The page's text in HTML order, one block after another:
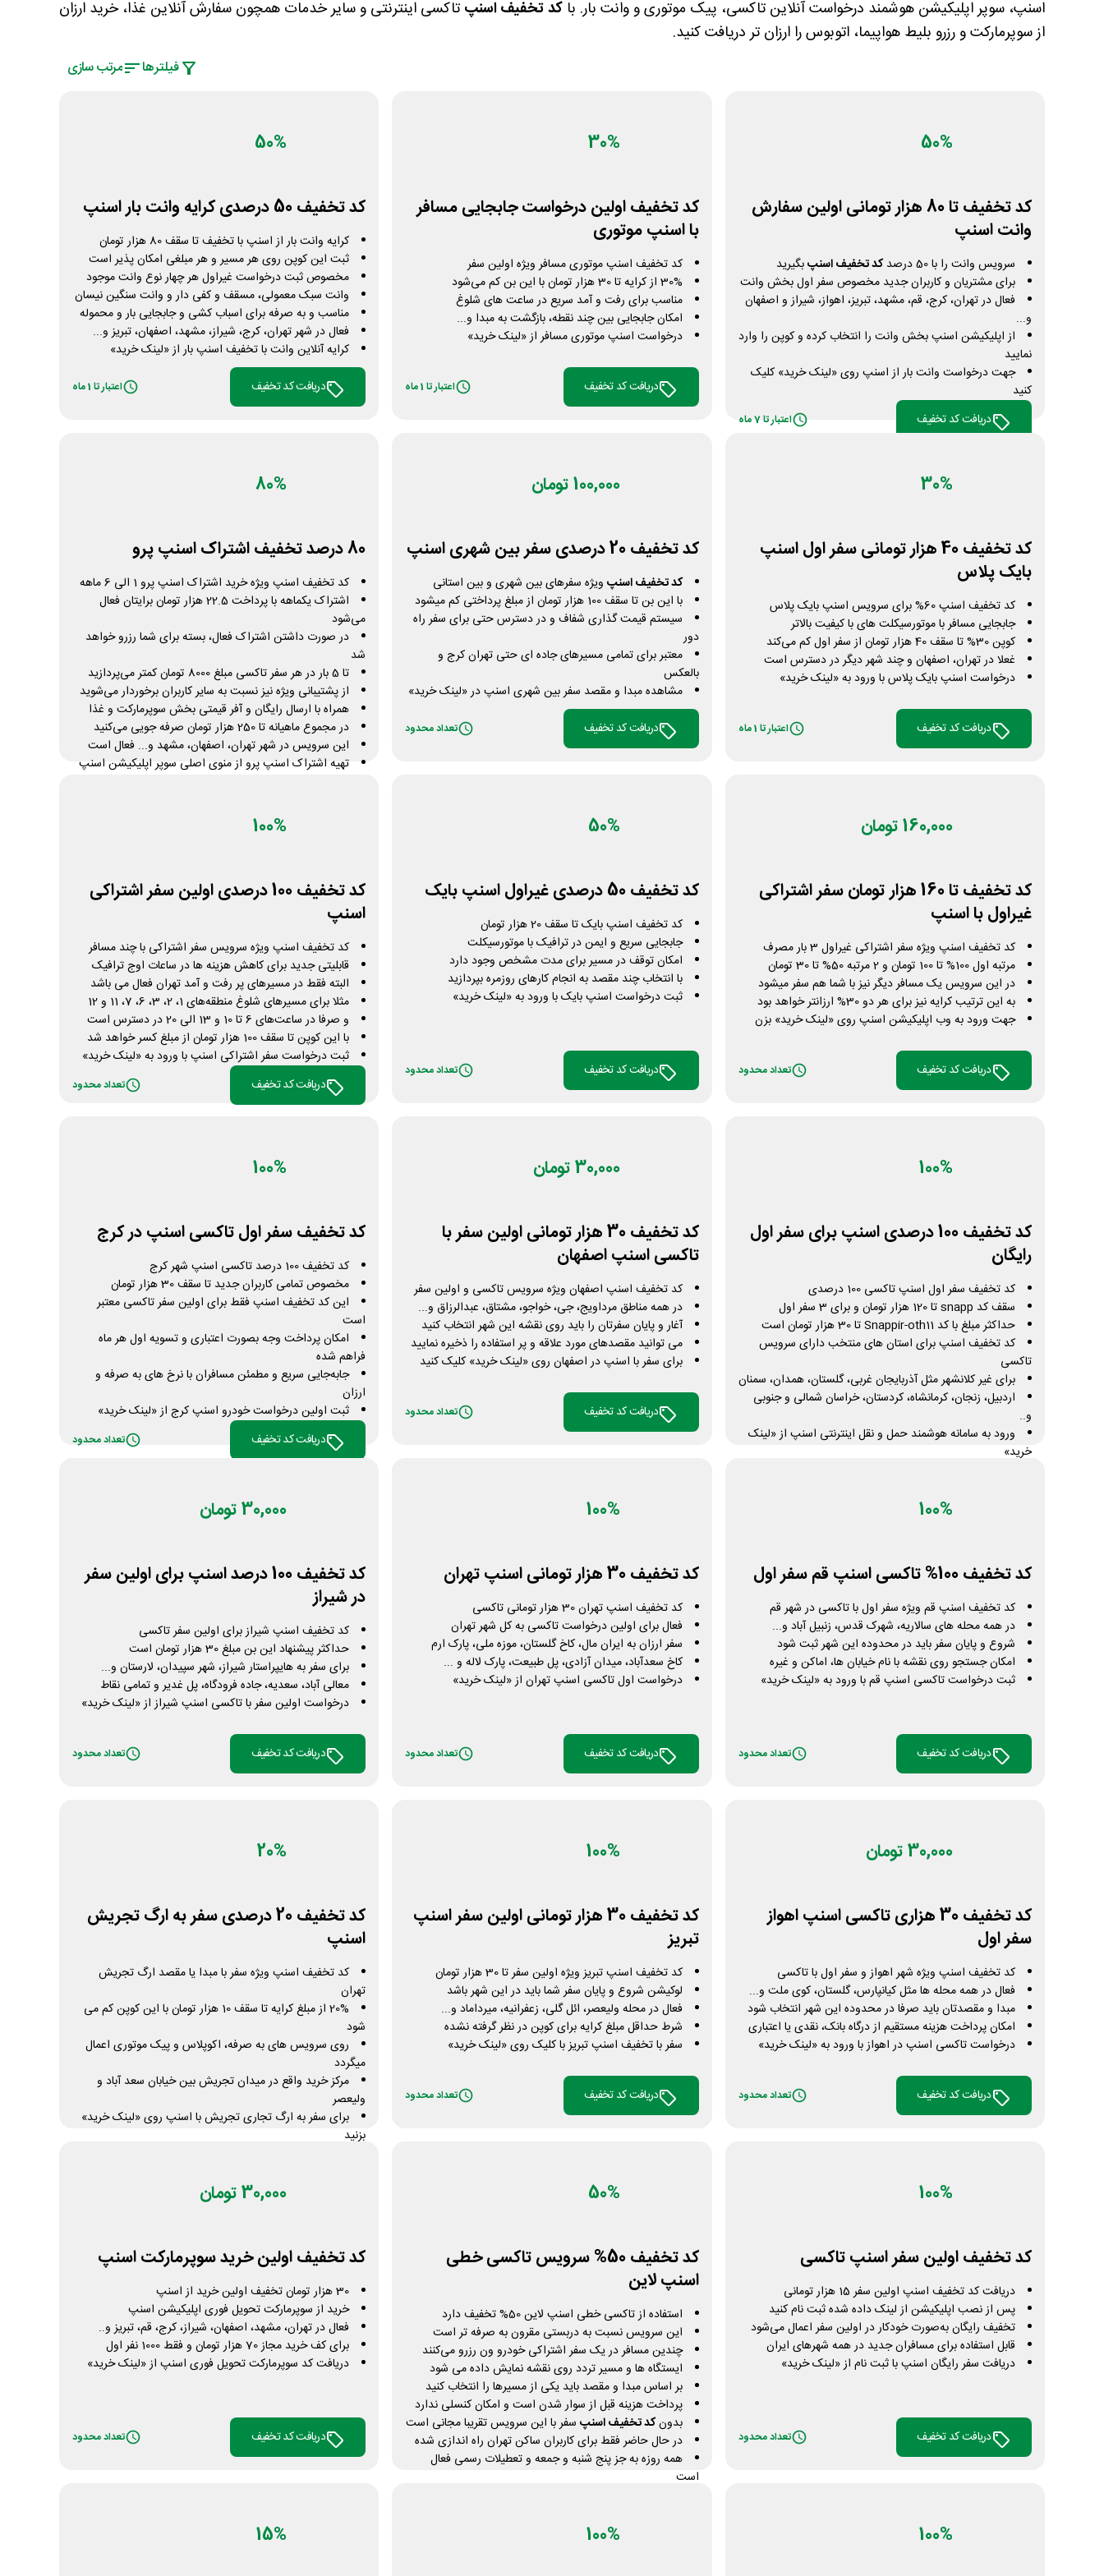
اسنپ، سوپر اپلیکیشن هوشمند درخواست آنلاین تاکسی، پیک موتوری و وانت بار. باکد تخفیف اسنپ تاکسی اینترنتی و سایر خدمات همچون سفارش آنلاین غذا، خرید ارزان
از سوپرمارکت و رزرو بلیط هواپیما، اتوبوس را ارزان تر دریافت کنید.
فیلتر‌ها مرتب سازی
50%
کد تخفیف تا 80 هزار تومانی اولین سفارش
وانت اسنپ
سرویس وانت را با 50 درصد کد تخفیف اسنپبگیرید
برای مشتریان و کاربران جدید مخصوص سفر اول بخش وانت
فعال در تهران، کرج، قم، مشهد، تبریز، اهواز، شیراز و اصفهان
و...
از اپلیکیشن اسنپ بخش وانت را انتخاب کرده و کوپن را وارد
نمایید
جهت درخواست وانت بار از اسنپ روی «لینک خرید» کلیک
کنید
دریافت کد تخفیف
اعتبار تا 7 ماه
30%
کد تخفیف اولین درخواست جابجایی مسافر
با اسنپ موتوری
کد تخفیف اسنپ موتوری مسافر ویژه اولین سفر
30% از کرایه تا 30 هزار تومان با این بن کم می‌شود
مناسب برای رفت و آمد سریع در ساعت های شلوغ
امکان جابجایی بین چند نقطه، بازگشت به مبدا و...
درخواست اسنپ موتوری مسافر از «لینک خرید»
دریافت کد تخفیف اعتبار تا 1 ماه
50%
کد تخفیف 50 درصدی کرایه وانت بار اسنپ
کرایه وانت بار از اسنپ با تخفیف تا سقف 80 هزار تومان
ثبت این کوپن روی هر مسیر و هر مبلغی امکان پذیر است
مخصوص ثبت درخواست غیراول هر چهار نوع وانت موجود
وانت سبک معمولی، مسقف و کفی دار و وانت سنگین نیسان
مناسب و به صرفه برای اسباب کشی و جابجایی بار و محموله
فعال در شهر تهران، کرج، شیراز، مشهد، اصفهان، تبریز و...
کرایه آنلاین وانت با تخفیف اسنپ بار از «لینک خرید»
دریافت کد تخفیف
اعتبار تا 1 ماه
30%
کد تخفیف 40 هزار تومانی سفر اول اسنپ
بایک پلاس
کد تخفیف اسنپ 60% برای سرویس اسنپ بایک پلاس
جابجایی مسافر با موتورسیکلت های با کیفیت بالاتر
کوپن 30% تا سقف 40 هزار تومان از سفر اول کم می‌کند
غعلا در تهران، اصفهان و چند شهر دیگر در دسترس است
درخواست اسنپ بایک پلاس با ورود به «لینک خرید»
دریافت کد تخفیف اعتبار تا 1 ماه
100,000 تومان
کد تخفیف 20 درصدی سفر بین شهری اسنپ
کد تخفیف اسنپ ویژه سفرهای بین شهری و بین استانی
با این بن تا سقف 100 هزار تومان از مبلغ پرداختی کم میشود
سیستم قیمت گذاری شفاف و در دسترس حتی برای سفر راه
دور
معتبر برای تمامی مسیرهای جاده ای حتی تهران کرج و
بالعکس
مشاهده مبدا و مقصد سفر بین شهری اسنپ در «لینک خرید»
دریافت کد تخفیف
تعداد محدود
80%
80 درصد تخفیف اشتراک اسنپ پرو
کد تخفیف اسنپ ویژه خرید اشتراک اسنپ پرو 1 الی 6 ماهه
اشتراک یکماهه با پرداخت 22.5 هزار تومان برایتان فعال
می‌شود
در صورت داشتن اشتراک فعال، بسته برای شما رزرو خواهد
شد
تا 5 بار در هر سفر تاکسی مبلغ 8000 تومان کمتر می‌پردازید
از پشتیبانی ویژه نیز نسبت به سایر کاربران برخوردار می‌شوید
همراه با ارسال رایگان و آفر قیمتی بخش سوپرمارکت و غذا
در مجموع ماهیانه تا 250 هزار تومان صرفه جویی می‌کنید
این سرویس در شهر تهران، اصفهان، مشهد و... فعال است
تهیه اشتراک اسنپ پرو از منوی اصلی سوپر اپلیکیشن اسنپ
جهت خرید سرویس روی دکمه «لینک خرید» کلیک کنید
160,000 تومان
کد تخفیف تا 160 هزار تومان سفر اشتراکی
غیراول با اسنپ
کد تخفیف اسنپ ویژه سفر اشتراکی غیراول 3 بار مصرف
مرتبه اول 100% تا 100 تومان و 2 مرتبه 50% تا 30 تومان
در این سرویس یک مسافر دیگر نیز با شما هم سفر میشود
به این ترتیب کرایه نیز برای هر دو 30% ارزانتر خواهد بود
جهت ورود به وب اپلیکیشن اسنپ روی «لینک خرید» بزن
دریافت کد تخفیف تعداد محدود
50%
کد تخفیف 50 درصدی غیراول اسنپ بایک
کد تخفیف اسنپ بایک تا سقف 20 هزار تومان
جابجایی سریع و ایمن در ترافیک با موتورسیکلت
امکان توقف در مسیر برای مدت مشخص وجود دارد
با انتخاب چند مقصد به انجام کارهای روزمره بپردازید
ثبت درخواست اسنپ بایک با ورود به «لینک خرید»
دریافت کد تخفیف تعداد محدود
100%
کد تخفیف 100 درصدی اولین سفر اشتراکی
اسنپ
کد تخفیف اسنپ ویژه سرویس سفر اشتراکی با چند مسافر
قابلیتی جدید برای کاهش هزینه ها در ساعات اوج ترافیک
البته فقط در مسیرهای پر رفت و آمد تهران فعال می باشد
مثلا برای مسیرهای شلوغ منطقه‌های 1، 2، 3، 6، 7، 11 و 12
و صرفا در ساعت‌های 6 تا 10 و 13 الی 20 در دسترس است
با این کوپن تا سقف 100 هزار تومان از مبلغ کسر خواهد شد
ثبت درخواست سفر اشتراکی اسنپ با ورود به «لینک خرید»
دریافت کد تخفیف
تعداد محدود
100%
کد تخفیف 100 درصدی اسنپ برای سفر اول
رایگان
کد تخفیف سفر اول اسنپ تاکسی 100 درصدی
سقف کد snapp تا 120 هزار تومان و برای 3 سفر اول
حداکثر مبلغ با کد Snappir-oth11 تا 30 هزار تومان است
کد تخفیف اسنپ برای استان های منتخب دارای سرویس
تاکسی
برای غیر کلانشهر مثل آذربایجان غربی، گلستان، همدان، سمنان
اردبیل، زنجان، کرمانشاه، کردستان، خراسان شمالی و جنوبی
و..
ورود به سامانه هوشمند حمل و نقل اینترنتی اسنپ از «لینک
خرید»
30,000 تومان
کد تخفیف 30 هزار تومانی اولین سفر با
تاکسی اسنپ اصفهان
کد تخفیف اسنپ اصفهان ویژه سرویس تاکسی و اولین سفر
در همه مناطق مرداویج، جی، خواجو، مشتاق، عبدالرزاق و...
آغار و پایان سفرتان را باید روی نقشه این شهر انتخاب کنید
می توانید مقصدهای مورد علاقه و پر استفاده را ذخیره نمایید
برای سفر با اسنپ در اصفهان روی «لینک خرید» کلیک کنید
دریافت کد تخفیف تعداد محدود
100%
کد تخفیف سفر اول تاکسی اسنپ در کرج
کد تخفیف 100 درصد تاکسی اسنپ شهر کرج
مخصوص تمامی کاربران جدید تا سقف 30 هزار تومان
این کد تخفیف اسنپ فقط برای اولین سفر تاکسی معتبر
است
امکان پرداخت وجه بصورت اعتباری و تسویه اول هر ماه
فراهم شده
جابه‌جایی سریع و مطمئن مسافران با نرخ های به صرفه و
ارزان
ثبت اولین درخواست خودرو اسنپ کرج از «لینک خرید»
دریافت کد تخفیف
تعداد محدود
100%
کد تخفیف 100% تاکسی اسنپ قم سفر اول
کد تخفیف اسنپ قم ویژه سفر اول با تاکسی در شهر قم
در همه محله های سالاریه، شهرک قدس، زنبیل آباد و...
شروع و پایان سفر باید در محدوده این شهر ثبت شود
امکان جستجو روی نقشه با نام خیابان ها، اماکن و غیره
ثبت درخواست تاکسی اسنپ قم با ورود به «لینک خرید»
دریافت کد تخفیف تعداد محدود
100%
کد تخفیف 30 هزار تومانی اسنپ تهران
کد تخفیف اسنپ تهران 30 هزار تومانی تاکسی
فعال برای اولین درخواست تاکسی به کل شهر تهران
سفر ارزان به ایران مال، کاخ گلستان، موزه ملی، پارک ارم
کاخ سعدآباد، میدان آزادی، پل طبیعت، پارک لاله و ...
درخواست اول تاکسی اسنپ تهران از «لینک خرید»
دریافت کد تخفیف تعداد محدود
30,000 تومان
کد تخفیف 100 درصد اسنپ برای اولین سفر
در شیراز
کد تخفیف اسنپ شیراز برای اولین سفر تاکسی
حداکثر پیشنهاد این بن مبلغ 30 هزار تومان است
برای سفر به هایپراستار شیراز، شهر سپیدان، لارستان و...
معالی آباد، سعدیه، جاده فرودگاه، پل غدیر و تمامی نقاط
درخواست اولین سفر با تاکسی اسنپ شیراز از «لینک خرید»
دریافت کد تخفیف تعداد محدود
30,000 تومان
کد تخفیف 30 هزاری تاکسی اسنپ اهواز
سفر اول
کد تخفیف اسنپ ویژه شهر اهواز و سفر اول با تاکسی
فعال در همه محله ها مثل کیانپارس، گلستان، کوی ملت و...
مبدا و مقصدتان باید صرفا در محدوده این شهر انتخاب شود
امکان پرداخت هزینه مستقیم از درگاه بانک، نقدی یا اعتباری
درخواست تاکسی اسنپ در اهواز با ورود به «لینک خرید»
دریافت کد تخفیف تعداد محدود
100%
کد تخفیف 30 هزار تومانی اولین سفر اسنپ
تبریز
کد تخفیف اسنپ تبریز ویژه اولین سفر تا 30 هزار تومان
لوکیشن شروع و پایان سفر شما باید در این شهر باشد
فعال در محله ولیعصر، ائل گلی، زعفرانیه، میرداماد و...
شرط حداقل مبلغ کرایه برای کوپن در نظر گرفته نشده
سفر با تخفیف اسنپ تبریز با کلیک روی «لینک خرید»
دریافت کد تخفیف تعداد محدود
20%
کد تخفیف 20 درصدی سفر به ارگ تجریش
اسنپ
کد تخفیف اسنپ ویژه سفر با مبدا یا مقصد ارگ تجریش
تهران
20% از مبلغ کرایه تا سقف 10 هزار تومان با این کوپن کم می
شود
روی سرویس های به صرفه، اکوپلاس و پیک موتوری اعمال
میگردد
مرکز خرید واقع در میدان تجریش بین خیابان سعد آباد و
ولیعصر
برای سفر به ارگ تجاری تجریش با اسنپ روی «لینک خرید»
بزنید
100%
کد تخفیف اولین سفر اسنپ تاکسی
دریافت کد تخفیف اسنپ اولین سفر 15 هزار تومانی
پس از نصب اپلیکیشن از لینک داده شده ثبت نام کنید
تخفیف رایگان به‌صورت خودکار در اولین سفر اعمال می‌شود
قابل استفاده برای مسافران جدید در همه شهرهای ایران
دریافت سفر رایگان اسنپ با ثبت نام از «لینک خرید»
دریافت کد تخفیف تعداد محدود
50%
کد تخفیف 50% سرویس تاکسی خطی
اسنپ لاین
استفاده از تاکسی خطی اسنپ لاین 50% تخفیف دارد
این سرویس نسبت به دربستی مقرون به صرفه تر است
چندین مسافر در یک سفر اشتراکی خودرو ون رزرو می‌کنند
ایستگاه ها و مسیر تردد روی نقشه نمایش داده می شود
بر اساس مبدا و مقصد باید یکی از مسیرها را انتخاب کنید
پرداخت هزینه قبل از سوار شدن است و امکان کنسلی ندارد
بدونکد تخفیف اسنپ سفر با این سرویس تقریبا مجانی است
در حال حاضر فقط برای کاربران ساکن تهران راه اندازی شده
همه روزه به جز پنج شنبه و جمعه و تعطیلات رسمی فعال
است
دریافت کد تخفیف
30,000 تومان
کد تخفیف اولین خرید سوپرمارکت اسنپ
30 هزار تومان تخفیف اولین خرید از اسنپ
خرید از سوپرمارکت تحویل فوری اپلیکیشن اسنپ
فعال در تهران، مشهد، اصفهان، شیراز، کرج، قم، تبریز و..
برای کف خرید مجاز 70 هزار تومان و فقط 1000 نفر اول
دریافت کد سوپرمارکت تحویل فوری اسنپ از «لینک خرید»
دریافت کد تخفیف تعداد محدود
100%
100%
15%